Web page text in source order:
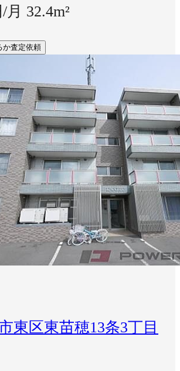
月 32.4m²
か査定依頼
東区東苗穂13条3丁目